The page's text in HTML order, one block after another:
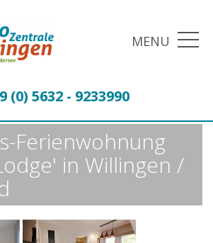
MENU
(0) 5632 - 9233990
Sonderangebote
'Upland Lodge' in Willingen / Sauerland
Ferienwohnung
in Willingen /